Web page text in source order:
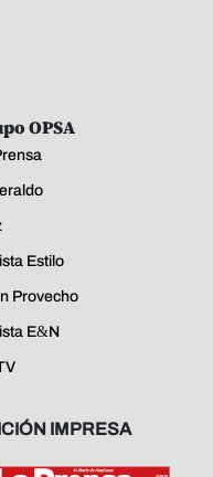
OPSA
Estilo
Provecho
E&N
IMPRESA